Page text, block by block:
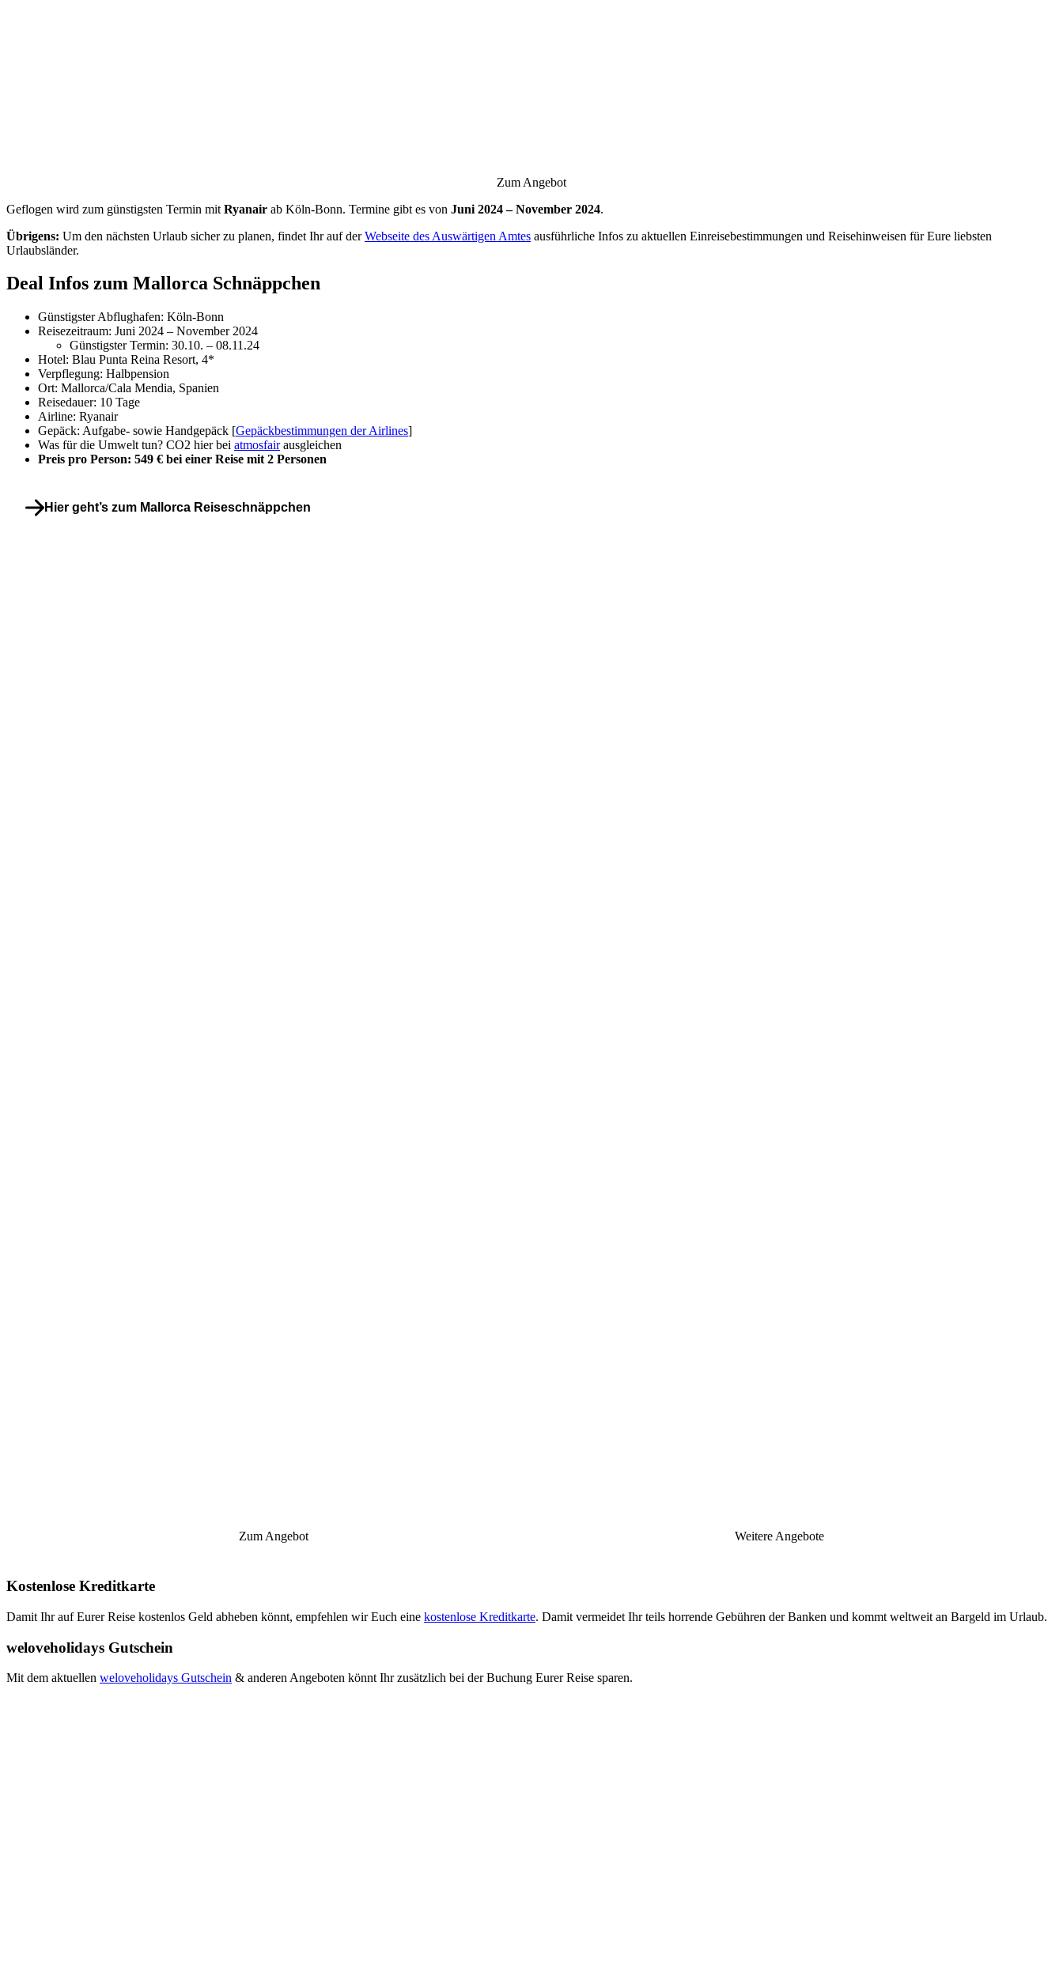
Zum Angebot
Geflogen wird zum günstigsten Termin mit Ryanair ab Köln-Bonn. Termine gibt es von Juni 2024 – November 2024.
Übrigens: Um den nächsten Urlaub sicher zu planen, findet Ihr auf derWebseite des Auswärtigen Amtes ausführliche Infos zu aktuellen Einreisebestimmungen und Reisehinweisen für Eure liebsten
Urlaubsländer.
Deal Infos zum Mallorca Schnäppchen
Günstigster Abflughafen: Köln-Bonn
Reisezeitraum: Juni 2024 – November 2024
Günstigster Termin: 30.10. – 08.11.24
Hotel: Blau Punta Reina Resort, 4*
Verpflegung: Halbpension
Ort: Mallorca/Cala Mendia, Spanien
Reisedauer: 10 Tage
Airline: Ryanair
Gepäck: Aufgabe- sowie Handgepäck [Gepäckbestimmungen der Airlines]
Was für die Umwelt tun? CO2 hier bei atmosfairausgleichen
Preis pro Person: 549 € bei einer Reise mit 2 Personen
Hier geht’s zum Mallorca Reiseschnäppchen
Zum Angebot Weitere Angebote
Kostenlose Kreditkarte
Damit Ihr auf Eurer Reise kostenlos Geld abheben könnt, empfehlen wir Euch eine kostenlose Kreditkarte. Damit vermeidet Ihr teils horrende Gebühren der Banken und kommt weltweit an Bargeld im Urlaub.
weloveholidays Gutschein
Mit dem aktuellen weloveholidays Gutschein & anderen Angeboten könnt Ihr zusätzlich bei der Buchung Eurer Reise sparen.